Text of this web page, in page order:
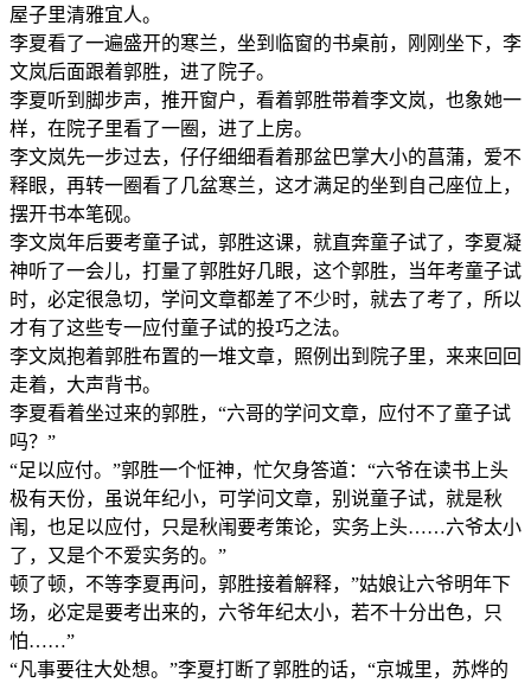
屋子里清雅宜人。
李夏看了一遍盛开的寒兰，坐到临窗的书桌前，刚刚坐下，李
文岚后面跟着郭胜，进了院子。
李夏听到脚步声，推开窗户，看着郭胜带着李文岚，也象她一
样，在院子里看了一圈，进了上房。
李文岚先一步过去，仔仔细细看着那盆巴掌大小的菖蒲，爱不
释眼，再转一圈看了几盆寒兰，这才满足的坐到自己座位上，
摆开书本笔砚。
李文岚年后要考童子试，郭胜这课，就直奔童子试了，李夏凝
神听了一会儿，打量了郭胜好几眼，这个郭胜，当年考童子试
时，必定很急切，学问文章都差了不少时，就去了考了，所以
才有了这些专一应付童子试的投巧之法。
李文岚抱着郭胜布置的一堆文章，照例出到院子里，来来回回
走着，大声背书。
李夏看着坐过来的郭胜，“六哥的学问文章，应付不了童子试
吗？”
“足以应付。”郭胜一个怔神，忙欠身答道：“六爷在读书上头
极有天份，虽说年纪小，可学问文章，别说童子试，就是秋
闱，也足以应付，只是秋闱要考策论，实务上头……六爷太小
了，又是个不爱实务的。”
顿了顿，不等李夏再问，郭胜接着解释，”姑娘让六爷明年下
场，必定是要考出来的，六爷年纪太小，若不十分出色，只
怕……”
“凡事要往大处想。”李夏打断了郭胜的话，“京城里，苏烨的